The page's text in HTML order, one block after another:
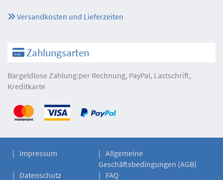
Versandkosten und Lieferzeiten
Zahlungsarten
Bargeldlose Zahlung:per Rechnung, PayPal, Lastschrift,
Kreditkarte
Impressum
Allgemeine
Geschäftsbedingungen (AGB)
Datenschutz
FAQ